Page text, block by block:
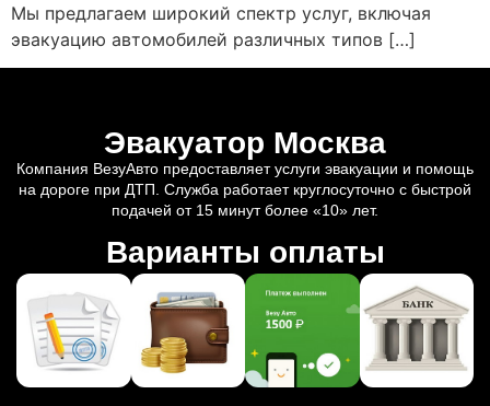
Мы предлагаем широкий спектр услуг, включая
эвакуацию автомобилей различных типов […]
Эвакуатор Москва
Компания ВезуАвто предоставляет услуги эвакуации и помощь
на дороге при ДТП. Служба работает круглосуточно с быстрой
подачей от 15 минут более «10» лет.
Варианты оплаты